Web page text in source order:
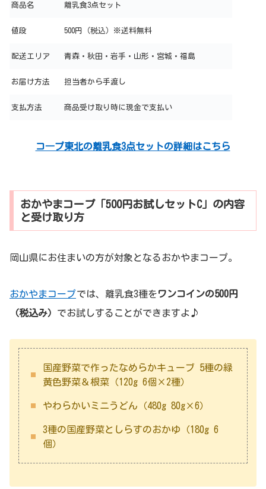
商品名 離乳食3点セット
値段 500円（税込）※送料無料
配送エリア 青森・秋田・岩手・山形・宮城・福島
お届け方法 担当者から手渡し
支払方法 商品受け取り時に現金で支払い
コ―プ東北の離乳食3点セットの詳細はこちら
おかやまコープ「500円お試しセットC」の内容
と受け取り方
岡山県にお住まいの方が対象となるおかやまコープ。
おかやまコープでは、離乳食3種をワンコインの500円
（税込み） でお試しすることができますよ♪
国産野菜で作ったなめらかキューブ 5種の緑
黄色野菜＆根菜（120g 6個×2種）
やわらかいミニうどん（480g 80g×6）
3種の国産野菜としらすのおかゆ（180g 6
個）